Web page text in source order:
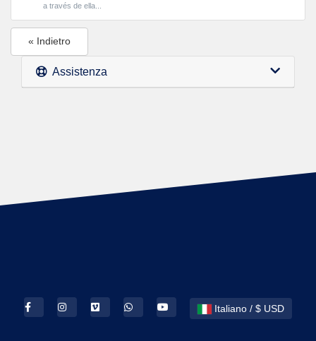
a través de ella...
« Indietro
Assistenza
Italiano / $ USD